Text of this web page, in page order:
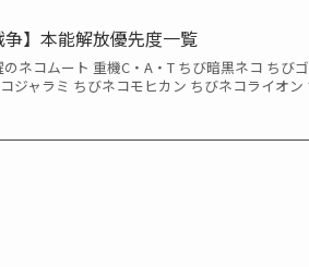
争】本能解放優先度一覧
のネコムート 重機C・A・T ちび暗黒ネコ ちび
ジャラミ ちびネコモヒカン ちびネコライオン